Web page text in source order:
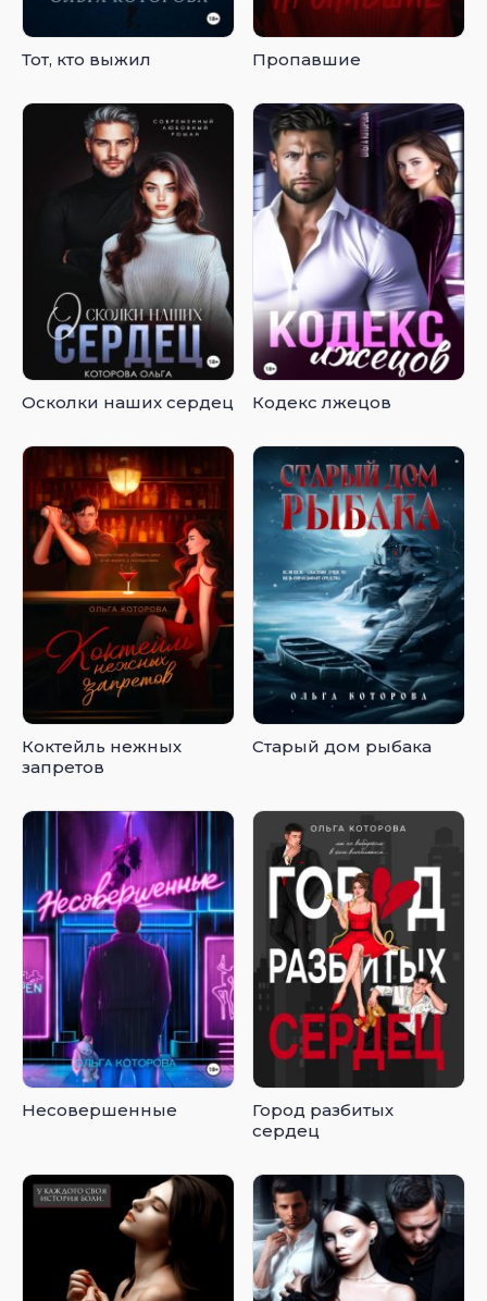
Тот, кто выжил Пропавшие
Осколки наших сердец Кодекс лжецов
Коктейль нежных
запретов
Старый дом рыбака
Несовершенные
Город разбитых
сердец